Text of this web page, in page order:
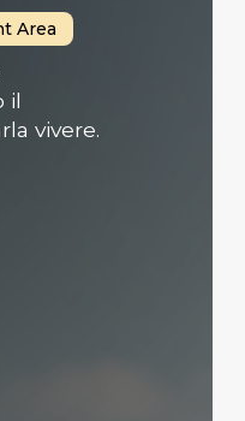
Area
il
vivere.